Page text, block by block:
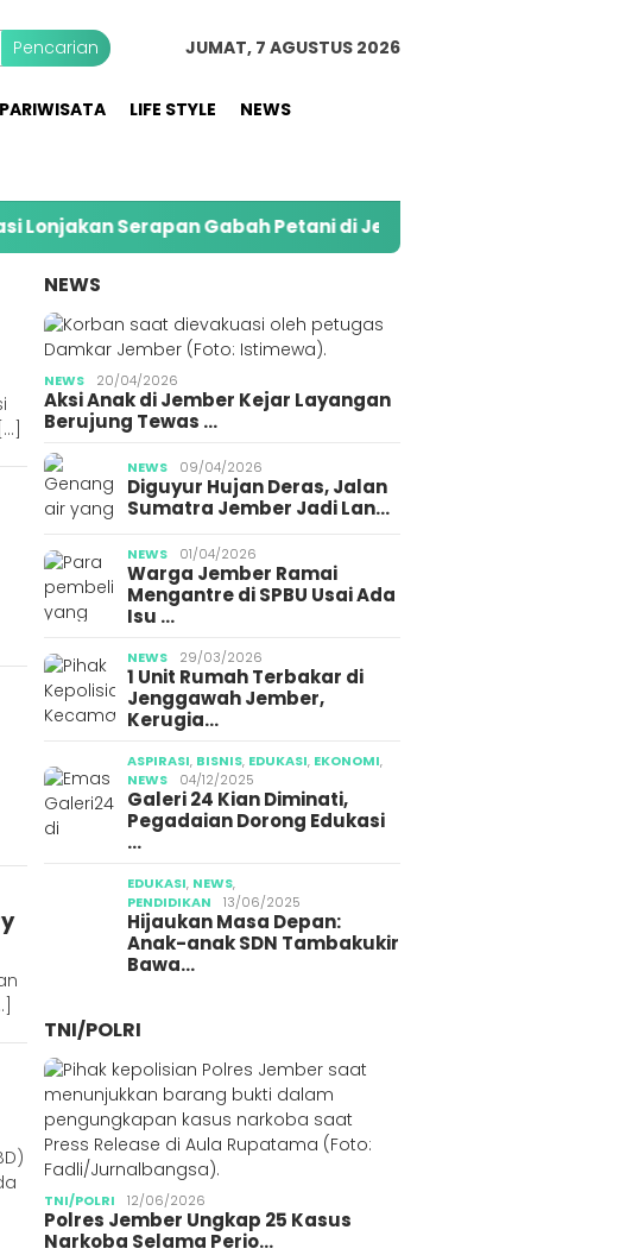
Pencarian JUMAT, 7 AGUSTUS 2026
PARIWISATA LIFE STYLE NEWS
Serapan Gabah Petani di Jember
NEWS
NEWS 20/04/2026
Aksi Anak di Jember Kejar Layangan
Berujung Tewas …
NEWS 09/04/2026
Diguyur Hujan Deras, Jalan
Sumatra Jember Jadi Lan…
NEWS 01/04/2026
Warga Jember Ramai
Mengantre di SPBU Usai Ada
Isu …
NEWS 29/03/2026
1 Unit Rumah Terbakar di
Jenggawah Jember,
Kerugia…
ASPIRASI, BISNIS, EDUKASI, EKONOMI,
NEWS
04/12/2025
Galeri 24 Kian Diminati,
Pegadaian Dorong Edukasi
…
EDUKASI, NEWS,
PENDIDIKAN
13/06/2025
Hijaukan Masa Depan:
Anak-anak SDN Tambakukir
Bawa…
TNI/POLRI
TNI/POLRI 12/06/2026
Polres Jember Ungkap 25 Kasus
Narkoba Selama Perio…